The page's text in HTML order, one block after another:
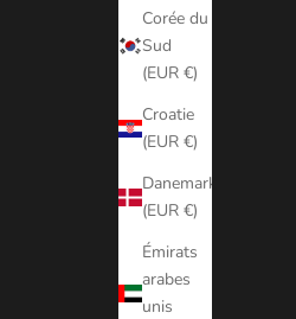
Corée du
Sud
(EUR €)
Croatie
(EUR €)
Danemark
(EUR €)
Émirats
arabes
unis